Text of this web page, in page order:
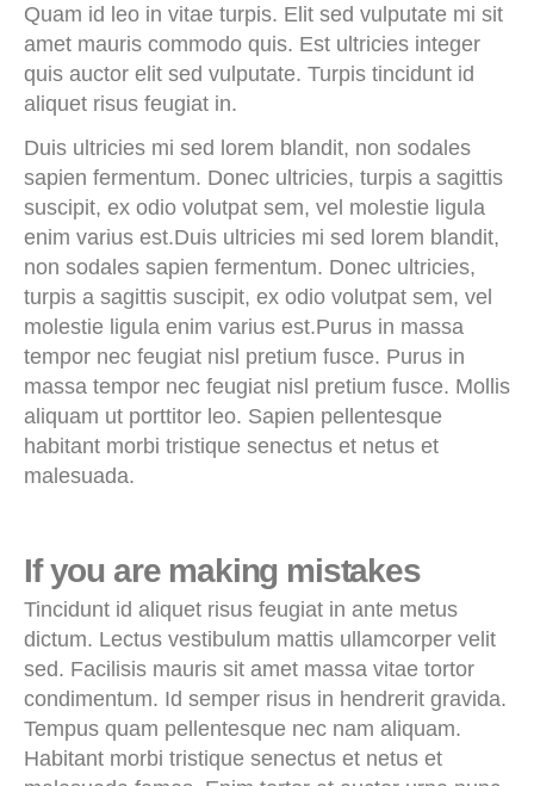
Quam id leo in vitae turpis. Elit sed vulputate mi sit
amet mauris commodo quis. Est ultricies integer
quis auctor elit sed vulputate. Turpis tincidunt id
aliquet risus feugiat in.
Duis ultricies mi sed lorem blandit, non sodales
sapien fermentum. Donec ultricies, turpis a sagittis
suscipit, ex odio volutpat sem, vel molestie ligula
enim varius est.Duis ultricies mi sed lorem blandit,
non sodales sapien fermentum. Donec ultricies,
turpis a sagittis suscipit, ex odio volutpat sem, vel
molestie ligula enim varius est.Purus in massa
tempor nec feugiat nisl pretium fusce. Purus in
massa tempor nec feugiat nisl pretium fusce. Mollis
aliquam ut porttitor leo. Sapien pellentesque
habitant morbi tristique senectus et netus et
malesuada.
If you are making mistakes
Tincidunt id aliquet risus feugiat in ante metus
dictum. Lectus vestibulum mattis ullamcorper velit
sed. Facilisis mauris sit amet massa vitae tortor
condimentum. Id semper risus in hendrerit gravida.
Tempus quam pellentesque nec nam aliquam.
Habitant morbi tristique senectus et netus et